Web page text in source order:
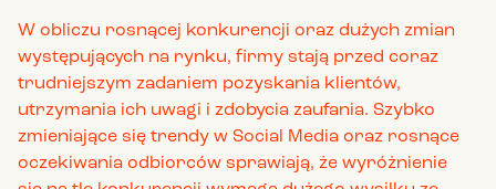
W obliczu rosnącej konkurencji oraz dużych zmian
występujących na rynku, firmy stają przed coraz
trudniejszym zadaniem pozyskania klientów,
utrzymania ich uwagi i zdobycia zaufania. Szybko
zmieniające się trendy w Social Media oraz rosnące
oczekiwania odbiorców sprawiają, że wyróżnienie